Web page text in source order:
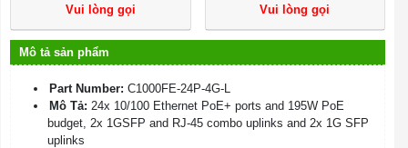
Vui lòng gọi
Vui lòng gọi
Mô tả sản phẩm
Part Number: C1000FE-24P-4G-L
Mô Tả: 24x 10/100 Ethernet PoE+ ports and 195W PoE
budget, 2x 1GSFP and RJ-45 combo uplinks and 2x 1G SFP
uplinks